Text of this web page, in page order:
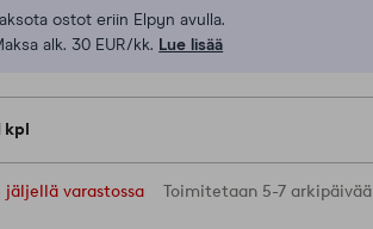
ostot eriin Elpyn avulla.
alk. 30 EUR/kk. Lue lisää
kpl
jäljellä varastossa Toimitetaan 5-7 arkipäivää